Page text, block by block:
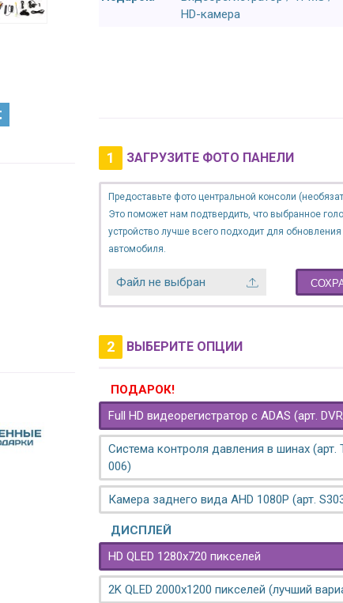
HD-камера
1 ЗАГРУЗИТЕ ФОТО ПАНЕЛИ
Предоставьте фото центральной консоли
Это поможет нам подтвердить, что выбранное
устройство лучше всего подходит для
автомобиля.
Файл не выбран
2 ВЫБЕРИТЕ ОПЦИИ
ПОДАРОК!
Full HD видеорегистратор с ADAS (арт.
Система контроля давления в шинах (арт.
006)
Камера заднего вида AHD 1080P (арт.
ДИСПЛЕЙ
HD QLED 1280x720 пикселей
2K QLED 2000х1200 пикселей (лучший